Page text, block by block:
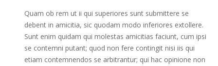
Quam ob rem ut ii qui superiores sunt submittere se
debent in amicitia, sic quodam modo inferiores extollere.
Sunt enim quidam qui molestas amicitias faciunt, cum ipsi
se contemni putant; quod non fere contingit nisi iis qui
etiam contemnendos se arbitrantur; qui hac opinione non